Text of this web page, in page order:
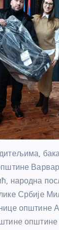
народна
Србије
општине